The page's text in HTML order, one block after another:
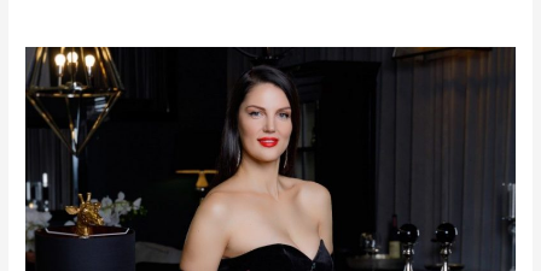
Iana
Lutska
Agata
Basiak
o
konkursie
Mrs